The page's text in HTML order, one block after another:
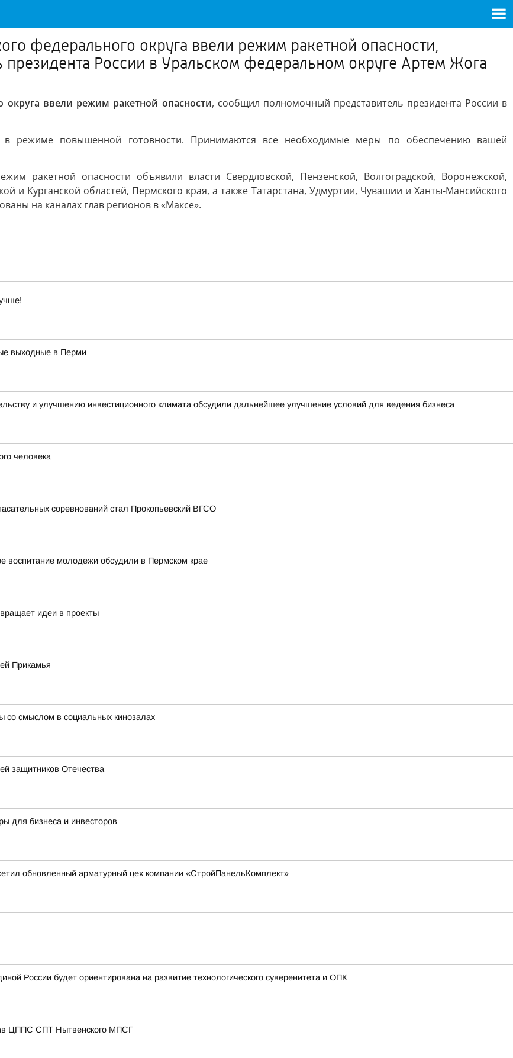
федерального округа ввели режим ракетной опасности,
России в Уральском федеральном округе Артем Жога
округа ввели режим ракетной опасности, сообщил полномочный представитель президента России в
в режиме повышенной готовности. Принимаются все необходимые меры по обеспечению вашей
ракетной опасности объявили власти Свердловской, Пензенской, Волгоградской, Воронежской,
и Курганской областей, Пермского края, а также Татарстана, Удмуртии, Чувашии и Ханты-Мансийского
на каналах глав регионов в «Максе».
выходные в Перми
и улучшению инвестиционного климата обсудили дальнейшее улучшение условий для ведения бизнеса
человека
соревнований стал Прокопьевский ВГСО
воспитание молодежи обсудили в Пермском крае
идеи в проекты
Прикамья
смыслом в социальных кинозалах
защитников Отечества
для бизнеса и инвесторов
обновленный арматурный цех компании «СтройПанельКомплект»
России будет ориентирована на развитие технологического суверенитета и ОПК
ЦППС СПТ Нытвенского МПСГ